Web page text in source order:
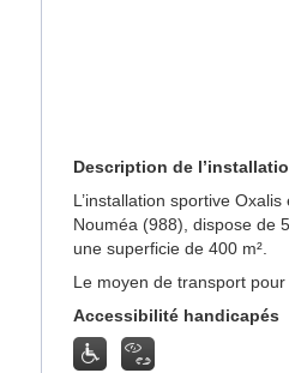
Description de
L’installation sportive
Nouméa (988), dispose de
une superficie de 400 m².
Le moyen de transport
Accessibilité handicapés